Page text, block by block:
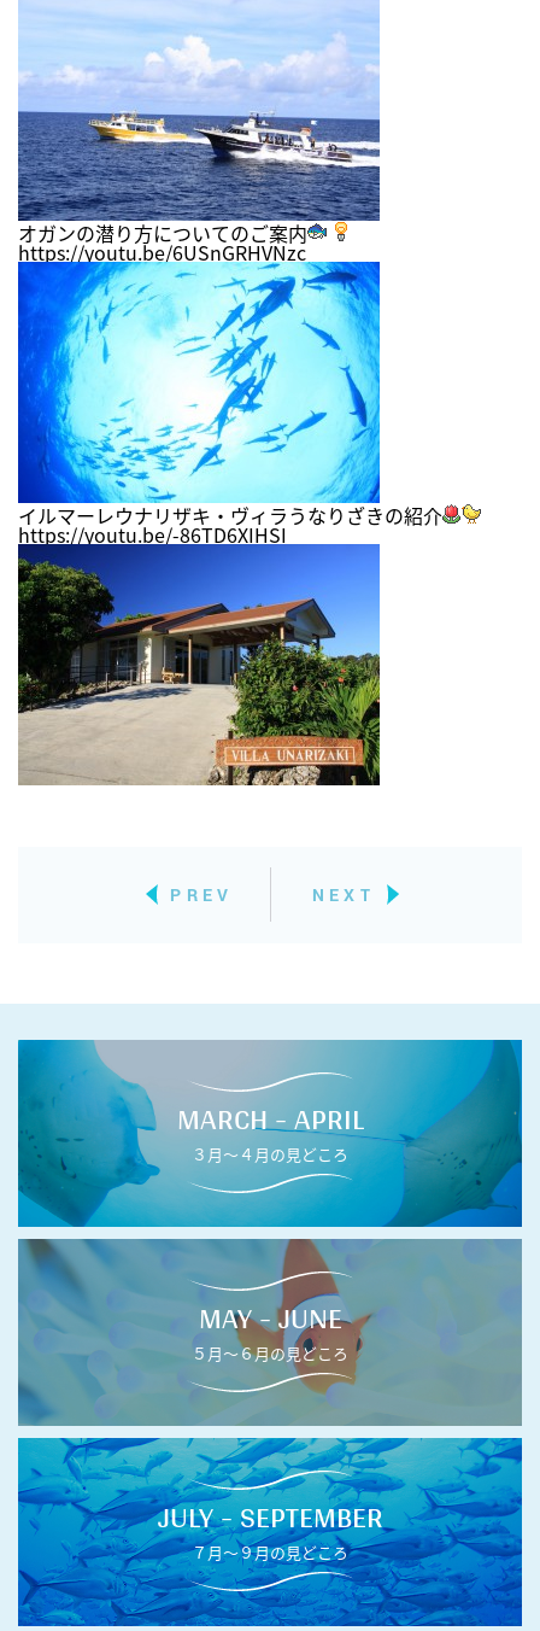
オガンの潜り方についてのご案内
https://youtu.be/6USnGRHVNzc
イルマーレウナリザキ・ヴィラうなりざきの紹介
https://youtu.be/-86TD6XIHSI
PREV NEXT
MARCH - APRIL
３月〜４月の見どころ
MAY - JUNE
５月〜６月の見どころ
JULY - SEPTEMBER
７月〜９月の見どころ